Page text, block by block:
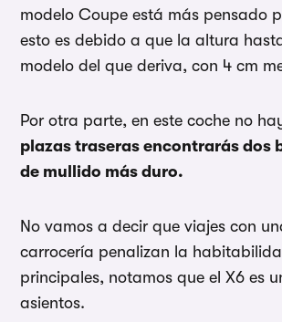
modelo Coupe está más pensado
esto es debido a que la altura
modelo del que deriva, con 4 cm
Por otra parte, en este coche no
plazas traseras encontrarás dos
de mullido más duro.
No vamos a decir que viajes con
carrocería penalizan la
principales, notamos que el X6 es
asientos.